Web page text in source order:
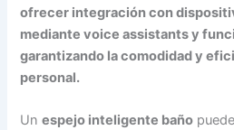
ofrecer integración con
mediante voice assistants y
garantizando la comodidad y
personal.
Unespejo inteligente baño